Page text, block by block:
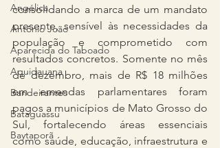
Angélica
Antônio João
Aparecida do Taboado
Aquidauana
Bandeirantes
Bataguassu
Baytaporã
consolidando a marca de um mandato
presente, sensível às necessidades da
população e comprometido com
resultados concretos. Somente no mês
de dezembro, mais de R$ 18 milhões
em emendas parlamentares foram
pagos a municípios de Mato Grosso do
Sul, fortalecendo áreas essenciais
como saúde, educação, infraestrutura e